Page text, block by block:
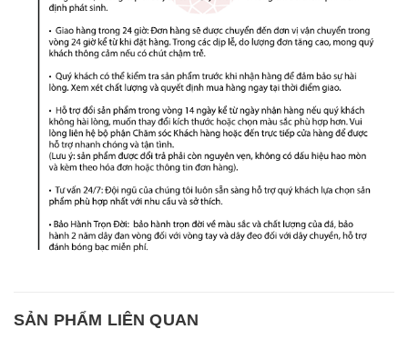
SẢN PHẨM LIÊN QUAN